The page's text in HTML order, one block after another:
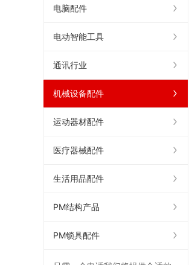
电脑配件
电动智能工具
通讯行业
机械设备配件
运动器材配件
医疗器械配件
生活用品配件
PM结构产品
PM锁具配件